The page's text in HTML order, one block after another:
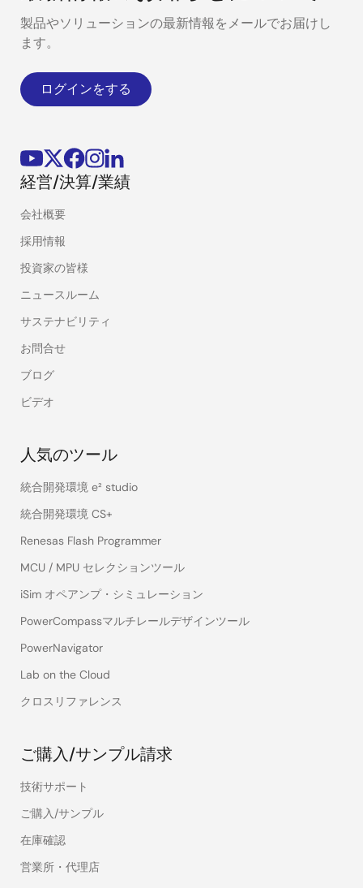
製品やソリューションの最新情報をメールでお届けし
ます。
ログインをする
経営/決算/業績
会社概要
採用情報
投資家の皆様
ニュースルーム
サステナビリティ
お問合せ
ブログ
ビデオ
人気のツール
統合開発環境 e² studio
統合開発環境 CS+
Renesas Flash Programmer
MCU / MPU セレクションツール
iSim オペアンプ・シミュレーション
PowerCompassマルチレールデザインツール
PowerNavigator
Lab on the Cloud
クロスリファレンス
ご購入/サンプル請求
技術サポート
ご購入/サンプル
在庫確認
営業所・代理店